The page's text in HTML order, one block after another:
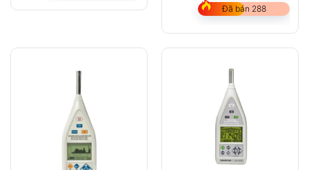
Đã bán 288